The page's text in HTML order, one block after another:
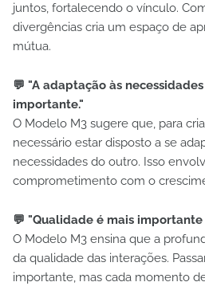
juntos, fortalecendo o vínculo.
divergências cria um espaço de
mútua.
💬 "A adaptação às
importante."
O Modelo M3 sugere que, para
necessário estar disposto a se
necessidades do outro. Isso
comprometimento com o
💬 "Qualidade é mais
O Modelo M3 ensina que a
da qualidade das interações.
importante, mas cada momento